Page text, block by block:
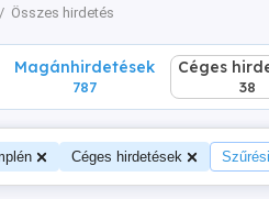
Összes hirdetés
Magánhirdetések
787
Céges
38
Céges hirdetések